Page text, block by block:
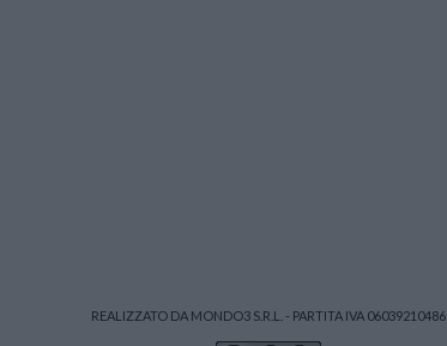
REALIZZATO DA MONDO3 S.R.L. - PARTITA IVA 06039210486